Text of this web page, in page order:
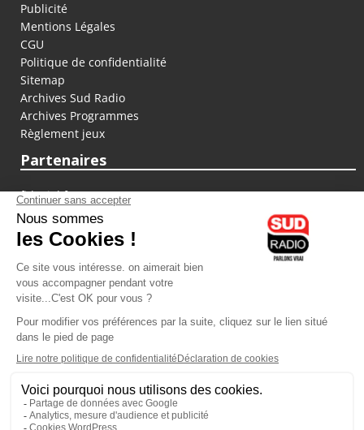
Publicité
Mentions Légales
CGU
Politique de confidentialité
Sitemap
Archives Sud Radio
Archives Programmes
Règlement jeux
Partenaires
fiducial.fr
lyoncapitale.fr
olympique-et-lyonnais.com
L'application Iphone / Android
Téléchargez l'application
Les cookies
Gestion des cookies
Crédit photos : ©Sud Radio / Pierre Olivier